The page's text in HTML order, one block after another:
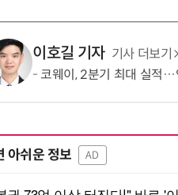
이호길 기자 기사 더보기
코웨이, 2분기 최대 실적
아쉬운 정보 AD